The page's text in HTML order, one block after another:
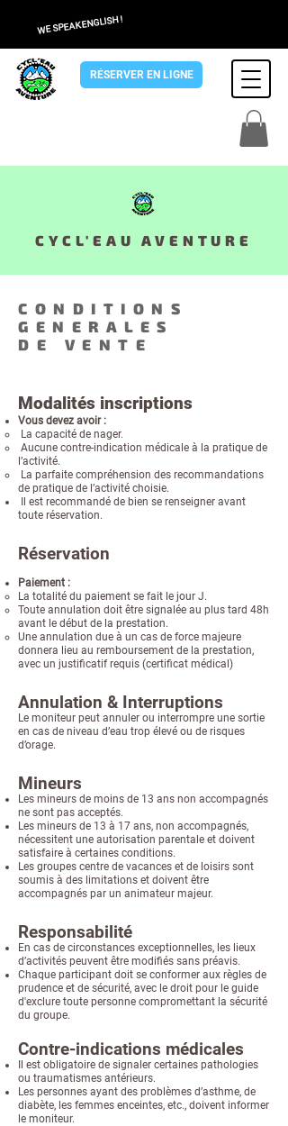
WE SPEAK ENGLISH !
RÉSERVER EN LIGNE
CYCL'EAU AVENTURE
CONDITIONS
GENERALES
DE VENTE
Modalités inscriptions
Vous devez avoir :​
La capacité de nager.
Aucune contre-indication médicale à la pratique de
l’activité.
La parfaite compréhension des recommandations
de pratique de l’activité choisie.
Il est recommandé de bien se renseigner avant
toute réservation.
Réservation
​Paiement :
La totalité du paiement se fait le jour J.
Toute annulation doit être signalée au plus tard 48h
avant le début de la prestation.
Une annulation due à un cas de force majeure
donnera lieu au remboursement de la prestation,
avec un justificatif requis (certificat médical)
Annulation & Interruptions
Le moniteur peut annuler ou interrompre une sortie
en cas de niveau d’eau trop élevé ou de risques
d’orage.
Mineurs
Les mineurs de moins de 13 ans non accompagnés
ne sont pas acceptés.
Les mineurs de 13 à 17 ans, non accompagnés,
nécessitent une autorisation parentale et doivent
satisfaire à certaines conditions.
Les groupes centre de vacances et de loisirs sont
soumis à des limitations et doivent être
accompagnés par un animateur majeur.
Responsabilité
En cas de circonstances exceptionnelles, les lieux
d’activités peuvent être modifiés sans préavis.
Chaque participant doit se conformer aux règles de
prudence et de sécurité, avec le droit pour le guide
d'exclure toute personne compromettant la sécurité
du groupe.
Contre-indications médicales
Il est obligatoire de signaler certaines pathologies
ou traumatismes antérieurs.
Les personnes ayant des problèmes d’asthme, de
diabète, les femmes enceintes, etc., doivent informer
le moniteur.